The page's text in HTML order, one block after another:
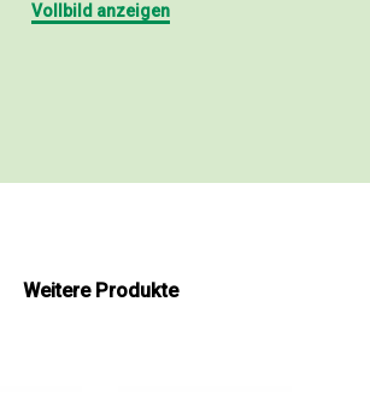
Vollbild anzeigen
Weitere Produkte